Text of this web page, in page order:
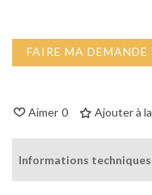
FAIRE MA DEMANDE
Aimer 0 Ajouter à
Informations techniques